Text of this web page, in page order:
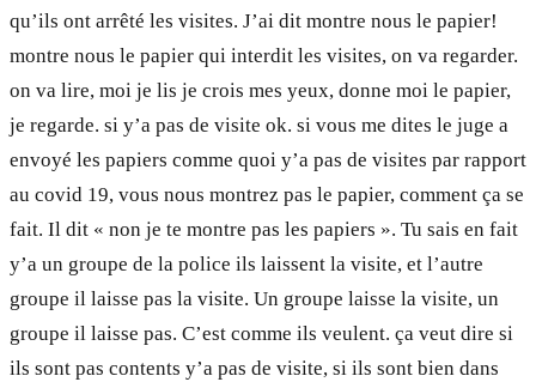
qu’ils ont arrêté les visites. J’ai dit montre nous le papier!
montre nous le papier qui interdit les visites, on va regarder.
on va lire, moi je lis je crois mes yeux, donne moi le papier,
je regarde. si y’a pas de visite ok. si vous me dites le juge a
envoyé les papiers comme quoi y’a pas de visites par rapport
au covid 19, vous nous montrez pas le papier, comment ça se
fait. Il dit « non je te montre pas les papiers ». Tu sais en fait
y’a un groupe de la police ils laissent la visite, et l’autre
groupe il laisse pas la visite. Un groupe laisse la visite, un
groupe il laisse pas. C’est comme ils veulent. ça veut dire si
ils sont pas contents y’a pas de visite, si ils sont bien dans